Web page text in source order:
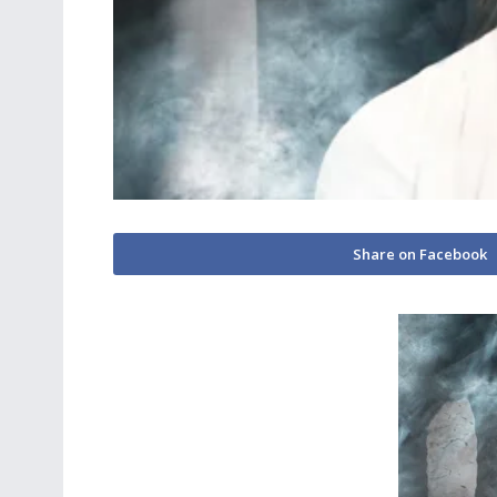
Share on Facebook